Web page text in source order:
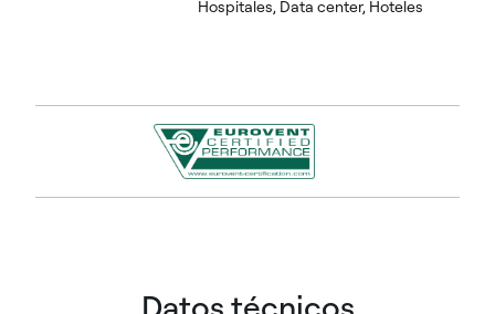
Hospitales, Data center, Hoteles